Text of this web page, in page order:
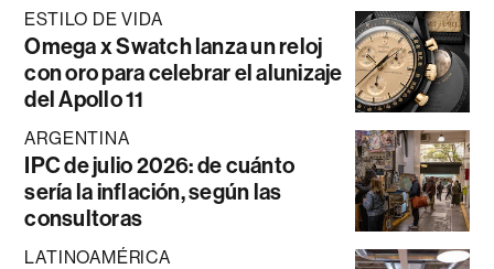
ESTILO DE VIDA
Omega x Swatch lanza un reloj
con oro para celebrar el alunizaje
del Apollo 11
ARGENTINA
IPC de julio 2026: de cuánto
sería la inflación, según las
consultoras
LATINOAMÉRICA